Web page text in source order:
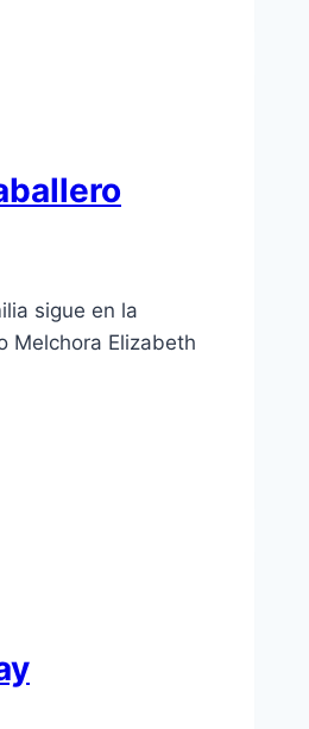
sigue en la
Melchora Elizabeth